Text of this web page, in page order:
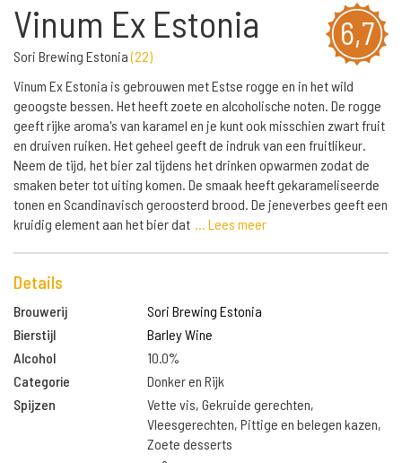
6,7
Vinum Ex Estonia
Sori Brewing Estonia(22)
Vinum Ex Estonia is gebrouwen met Estse rogge en in het wild
geoogste bessen. Het heeft zoete en alcoholische noten. De rogge
geeft rijke aroma's van karamel en je kunt ook misschien zwart fruit
en druiven ruiken. Het geheel geeft de indruk van een fruitlikeur.
Neem de tijd, het bier zal tijdens het drinken opwarmen zodat de
smaken beter tot uiting komen. De smaak heeft gekarameliseerde
tonen en Scandinavisch geroosterd brood. De jeneverbes geeft een
kruidig element aan het bier dat ... Lees meer
Details
Brouwerij
Sori Brewing Estonia
Bierstijl
Barley Wine
Alcohol
10.0%
Categorie
Donker en Rijk
Spijzen
Vette vis, Gekruide gerechten,
Vleesgerechten, Pittige en belegen kazen,
Zoete desserts